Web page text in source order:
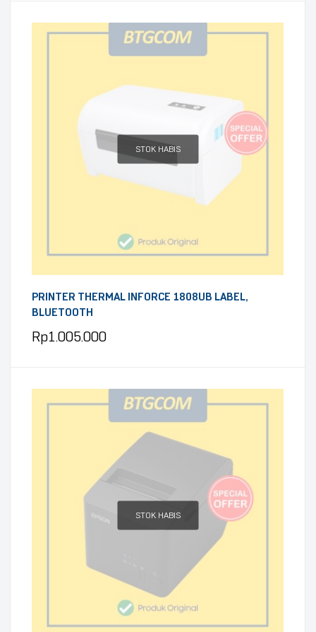
STOK HABIS
PRINTER THERMAL INFORCE 1808UB LABEL,
BLUETOOTH
Rp1.005.000
STOK HABIS